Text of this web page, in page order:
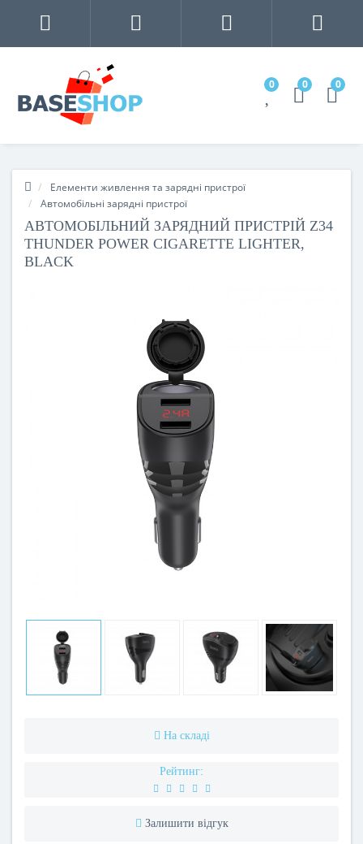
0 0 0
Елементи живлення та зарядні пристрої
Автомобільні зарядні пристрої
АВТОМОБІЛЬНИЙ ЗАРЯДНИЙ ПРИСТРІЙ Z34
THUNDER POWER CIGARETTE LIGHTER,
BLACK
На складі
Рейтинг:
Залишити відгук